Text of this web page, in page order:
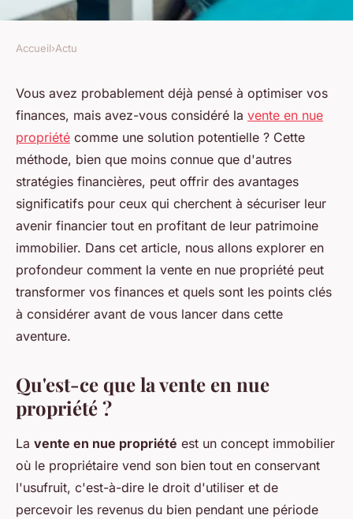
Optimisez vos finances grâce à
la vente en nue propriété
toussaint• 11 février 2025•7 min de lecture
Accueil›Actu
Vous avez probablement déjà pensé à optimiser vos
finances, mais avez-vous considéré la vente en nue
propriété comme une solution potentielle ? Cette
méthode, bien que moins connue que d'autres
stratégies financières, peut offrir des avantages
significatifs pour ceux qui cherchent à sécuriser leur
avenir financier tout en profitant de leur patrimoine
immobilier. Dans cet article, nous allons explorer en
profondeur comment la vente en nue propriété peut
transformer vos finances et quels sont les points clés
à considérer avant de vous lancer dans cette
aventure.
Qu'est-ce que la vente en nue
propriété ?
La vente en nue propriété est un concept immobilier
où le propriétaire vend son bien tout en conservant
l'usufruit, c'est-à-dire le droit d'utiliser et de
percevoir les revenus du bien pendant une période